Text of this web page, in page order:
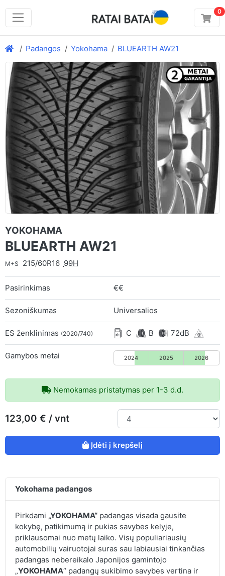
0
Padangos Yokohama BLUEARTH AW21
YOKOHAMA
BLUEARTH AW21
M+S 215/60R16 99H
Pasirinkimas €€
Sezoniškumas Universalios
ES ženklinimas (2020/740) C B 72dB
Gamybos metai 2024 2025 2026
Nemokamas pristatymas per 1-3 d.d.
123,00 € / vnt
Įdėti į krepšelį
Yokohama padangos
Pirkdami „YOKOHAMA“padangas visada gausite
kokybę, patikimumą ir pukias savybes kelyje,
priklausomai nuo metų laiko. Visų populiariausių
automobilių vairuotojai suras sau labiausiai tinkančias
padangas nebereikalo Japonijos gamintojo
„YOKOHAMA“ padangų sukibimo savybes vertina ir